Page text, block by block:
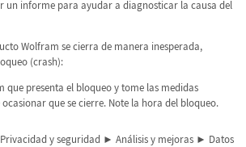
un informe para ayudar a diagnosticar la causa del
Wolfram se cierra de manera inesperada,
(crash):
que presenta el bloqueo y tome las medidas
que se cierre. Note la hora del bloqueo.
y seguridad ► Análisis y mejoras ► Datos